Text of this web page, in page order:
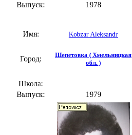
Выпуск:
1978
Имя: Kobzar Aleksandr
Город:
Шепетовка ( Хмельницкая
обл. )
Школа:
Выпуск:
1979